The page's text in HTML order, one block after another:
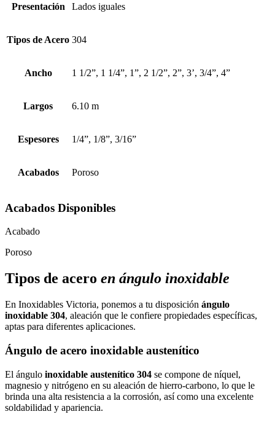
Presentación Lados iguales
Tipos de Acero 304
Ancho 1 1/2”, 1 1/4”, 1”, 2 1/2”, 2”, 3’, 3/4”, 4”
Largos 6.10 m
Espesores 1/4”, 1/8”, 3/16”
Acabados Poroso
Acabados Disponibles
Acabado
Poroso
Tipos de acero en ángulo inoxidable
En Inoxidables Victoria, ponemos a tu disposición ángulo
inoxidable 304, aleación que le confiere propiedades específicas,
aptas para diferentes aplicaciones.
Ángulo de acero inoxidable austenítico
El ángulo inoxidable austenítico 304 se compone de níquel,
magnesio y nitrógeno en su aleación de hierro-carbono, lo que le
brinda una alta resistencia a la corrosión, así como una excelente
soldabilidad y apariencia.